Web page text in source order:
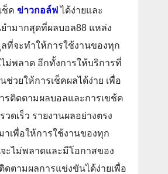
ช็ค ข่าวกอล์ฟ ได้ง่ายและ
ำมากสุดที่ผลบอล88 แหล่ง
ที่จะทำให้การใช้งานของทุก
ม่พลาด อีกทั้งการให้บริการที่
ช่วยให้การเช็คผลได้ง่าย เพื่อ
รติดตามผลบอลและการเขช้ค
วดเร็ว รายงานผลอย่างตรง
าเพื่อให้การใช้งานของทุก
ะไม่พลาดและมีโอกาสของ
ดตามผลการแข่งขันได้ง่ายเพื่อ